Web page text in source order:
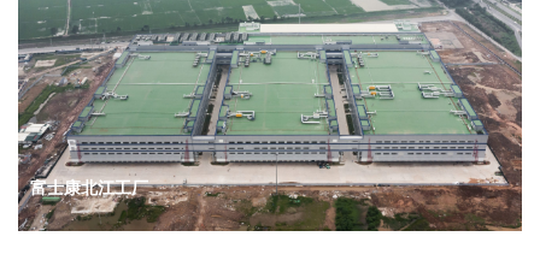
富士康北江工厂